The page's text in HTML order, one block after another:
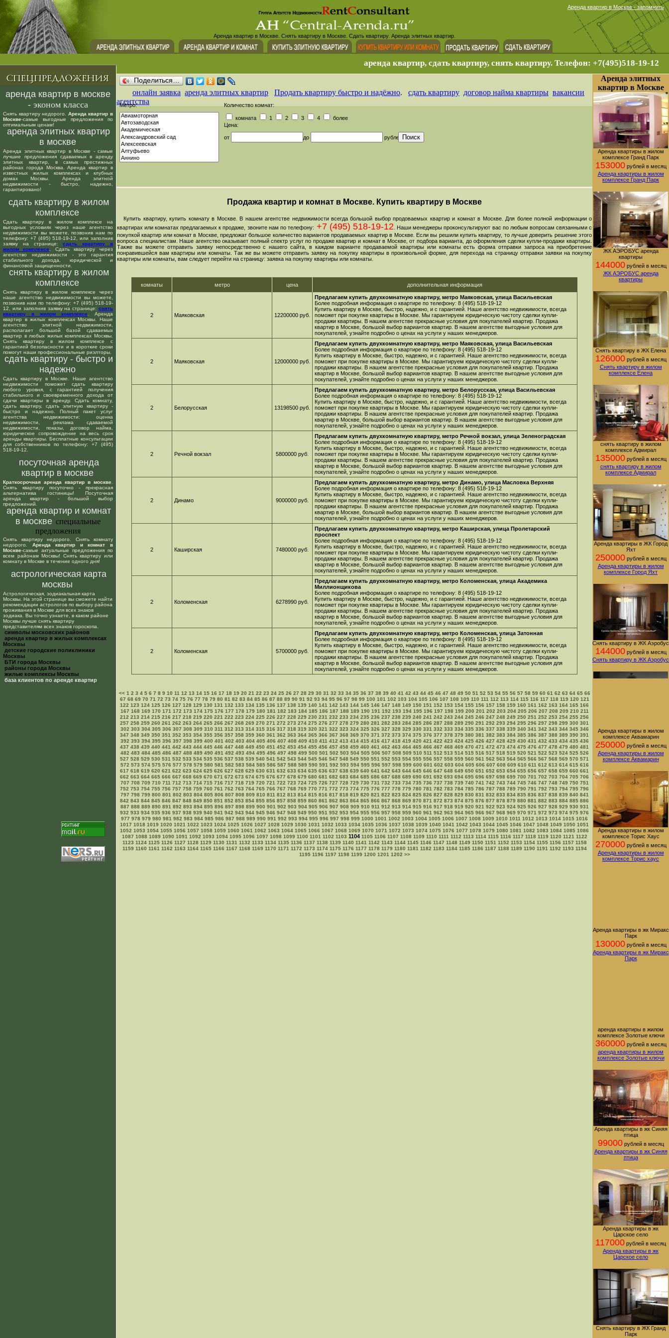
Аренда квартир в Москве - запомнить
Аренда квартир в Москве. Снять квартиру в Москве. Сдать квартиру. Аренда элитных квартир.
аренда квартир, сдать квартиру, снять квартиру. Телефон: +7(495)518-19-12
аренда квартир в москве
- эконом класса
Снять квартиру недорого. Аренда квартир в
Москве-самые выгодные предложения по
оптимальным ценам!
аренда элитных квартир
в москве
Аренда элитных квартир в Москве - самые
лучшие предложения сдаваемых в аренду
элитных квартир, в самых престижных
районах города Москва. Аренда квартир в
известных жилых комплексах и клубных
домах Москвы. Аренда элитной
недвижимости - быстро, надежно,
гарантировано!
сдать квартиру в жилом
комплексе
Сдать квартиру в жилом комплексе на
выгодных условиях через наше агентство
недвижимости вы можете, позвонив нам по
телефону: +7 (495) 518-19-12, или заполнив
заявку на странице:сдать квартиру в
жилом комплексе . Сдать квартиру через
агентство недвижимости - это гарантия
стабильного дохода, юридической и
финансовой защищенности.
снять квартиру в жилом
комплексе
Снять квартиру в жилом комплексе через
наше агентство недвижимости вы можете,
позвонив нам по телефону: +7 (495) 518-19-
12, или заполнив заявку на странице: снять
квартиру в жилом комплексе . Аренда
квартир в жилых комплексах Москвы. Наше
агентство элитной недвижимости,
располагает большой базой сдаваемых
квартир в любых жилых комплексах Москвы.
Снять квартиру в жилом комплексе с
гарантией безопасности и в короткие сроки
помогут наши профессиональные риэлторы.
сдать квартиру - быстро и
надежно
Сдать квартиру в Москве. Наше агентство
недвижимости поможет сдать квартиру
любого уровня, с гарантией получения
стабильного и своевременного дохода от
сдачи квартиры в аренду. Сдать комнату,
сдать квартиру, сдать элитную квартиру -
быстро и надежно. Полный пакет услуг
агентства недвижимости: оценка
недвижимости, реклама сдаваемой
недвижимости, показы, договор найма,
юридическое сопровождение на весь срок
аренды квартиры. Бесплатные консультации
для собственников по телефону: +7 (495)
518-19-12.
посуточная аренда
квартир в москве
Краткосрочная аренда квартир в москве
Снять квартиру посуточно - прекрасная
альтернатива гостиницы! Посуточная
аренда квартир - большой выбор
предложений.
аренда квартир и комнат
в москве специальные
предложения
Снять квартиру недорого. Снять комнату
недорого. Аренда квартир и комнат в
Москве-самые актуальные предложения по
всем районам Москвы! Снять квартиру или
комнату в Москве в течение одного дня!
астрологическая карта
москвы
Астрологическая, зодиакальная карта
Москвы. На этой странице вы сможете найти
рекомендации астрологов по выбору района
проживания в Москве для всех знаков
зодиака. Вы точно узнаете, в каком районе
Москвы лучше снять квартиру
представителям всех знаков гороскопа.
cимволы московских районов
аренда квартир в жилых комплексах
Москвы
детские городские поликлиники
Москвы
БТИ города Москвы
районы города Москвы
жилые комплексы Москвы
база клиентов по аренде квартир
Поделиться…
онлайн заявка аренда элитных квартир Продать квартиру быстро и надёжно. сдать квартиру договор найма квартиры вакансии
агентства
Метро: Количество комнат:
комната 1 2 3 4
более
Цена:
от до рублей
Продажа квартир и комнат в Москве. Купить квартиру в Москве
Купить квартиру, купить комнату в Москве. В нашем агентстве недвижимости всегда большой выбор продоваемых квартир и комнат в Москве. Для более полной информации о
квартирах или комнатах предлагаемых к продаже, звоните нам по телефону: +7 (495) 518-19-12 . Наши менеджеры проконсультируют вас по любым вопросам связанными с
покупкой квартир или комнат в Москве, предложат большое количество вариантов продаваемых квартир в Москве. Если вы решили купить квартиру, то лучше доверить решение этого
вопроса специалистам. Наше агентство оказывает полный спектр услуг по продаже квартир и комнат в Москве, от подбора варианта, до оформления сделки купли-продажи квартиры.
Также вы можете отправить заявку непосредственно с нашего сайта, в каждом варианте продаваемой квартиры или комнаты есть форма отправки запроса на приобретение
понравившейся вам квартиры или комнаты. Так же вы можете отправить заявку на покупку квартиры в произвольной форме, для перехода на страницу отправки заявки на покупку
квартиры или комнаты, вам следует перейти на страницу: заявка на покупку квартиры или комнаты.
комнаты метро цена дополнительная информация
2 Маяковская 12200000 руб.
Предлагаем купить двухкомнатную квартиру, метро Маяковская, улица Васильевская
Более подробная информация о квартире по телефону: 8 (495) 518-19-12
Купить квартиру в Москве, быстро, надежно, и с гарантией. Наше агентство недвижимости, всегда
поможет при покупке квартиры в Москве. Мы гарантируем юридическую чистоту сделки купли-
продажи квартиры. В нашем агентстве прекрасные условия для покупателей квартир. Продажа
квартир в Москве, большой выбор вариантов квартир. В нашем агентстве выгодные условия для
покупателей, узнайте подробно о ценах на услуги у наших менеджеров.
2 Маяковская 12000000 руб.
Предлагаем купить двухкомнатную квартиру, метро Маяковская, улица Васильевская
Более подробная информация о квартире по телефону: 8 (495) 518-19-12
Купить квартиру в Москве, быстро, надежно, и с гарантией. Наше агентство недвижимости, всегда
поможет при покупке квартиры в Москве. Мы гарантируем юридическую чистоту сделки купли-
продажи квартиры. В нашем агентстве прекрасные условия для покупателей квартир. Продажа
квартир в Москве, большой выбор вариантов квартир. В нашем агентстве выгодные условия для
покупателей, узнайте подробно о ценах на услуги у наших менеджеров.
2 Белорусская 13198500 руб.
Предлагаем купить двухкомнатную квартиру, метро Белорусская, улица Васильевская
Более подробная информация о квартире по телефону: 8 (495) 518-19-12
Купить квартиру в Москве, быстро, надежно, и с гарантией. Наше агентство недвижимости, всегда
поможет при покупке квартиры в Москве. Мы гарантируем юридическую чистоту сделки купли-
продажи квартиры. В нашем агентстве прекрасные условия для покупателей квартир. Продажа
квартир в Москве, большой выбор вариантов квартир. В нашем агентстве выгодные условия для
покупателей, узнайте подробно о ценах на услуги у наших менеджеров.
2 Речной вокзал 5800000 руб.
Предлагаем купить двухкомнатную квартиру, метро Речной вокзал, улица Зеленоградская
Более подробная информация о квартире по телефону: 8 (495) 518-19-12
Купить квартиру в Москве, быстро, надежно, и с гарантией. Наше агентство недвижимости, всегда
поможет при покупке квартиры в Москве. Мы гарантируем юридическую чистоту сделки купли-
продажи квартиры. В нашем агентстве прекрасные условия для покупателей квартир. Продажа
квартир в Москве, большой выбор вариантов квартир. В нашем агентстве выгодные условия для
покупателей, узнайте подробно о ценах на услуги у наших менеджеров.
2 Динамо 9000000 руб.
Предлагаем купить двухкомнатную квартиру, метро Динамо, улица Масловка Верхняя
Более подробная информация о квартире по телефону: 8 (495) 518-19-12
Купить квартиру в Москве, быстро, надежно, и с гарантией. Наше агентство недвижимости, всегда
поможет при покупке квартиры в Москве. Мы гарантируем юридическую чистоту сделки купли-
продажи квартиры. В нашем агентстве прекрасные условия для покупателей квартир. Продажа
квартир в Москве, большой выбор вариантов квартир. В нашем агентстве выгодные условия для
покупателей, узнайте подробно о ценах на услуги у наших менеджеров.
2 Каширская 7480000 руб.
Предлагаем купить двухкомнатную квартиру, метро Каширская, улица Пролетарский
проспект
Более подробная информация о квартире по телефону: 8 (495) 518-19-12
Купить квартиру в Москве, быстро, надежно, и с гарантией. Наше агентство недвижимости, всегда
поможет при покупке квартиры в Москве. Мы гарантируем юридическую чистоту сделки купли-
продажи квартиры. В нашем агентстве прекрасные условия для покупателей квартир. Продажа
квартир в Москве, большой выбор вариантов квартир. В нашем агентстве выгодные условия для
покупателей, узнайте подробно о ценах на услуги у наших менеджеров.
2 Коломенская 6278990 руб.
Предлагаем купить двухкомнатную квартиру, метро Коломенская, улица Академика
Миллионщикова
Более подробная информация о квартире по телефону: 8 (495) 518-19-12
Купить квартиру в Москве, быстро, надежно, и с гарантией. Наше агентство недвижимости, всегда
поможет при покупке квартиры в Москве. Мы гарантируем юридическую чистоту сделки купли-
продажи квартиры. В нашем агентстве прекрасные условия для покупателей квартир. Продажа
квартир в Москве, большой выбор вариантов квартир. В нашем агентстве выгодные условия для
покупателей, узнайте подробно о ценах на услуги у наших менеджеров.
2 Коломенская 5700000 руб.
Предлагаем купить двухкомнатную квартиру, метро Коломенская, улица Затонная
Более подробная информация о квартире по телефону: 8 (495) 518-19-12
Купить квартиру в Москве, быстро, надежно, и с гарантией. Наше агентство недвижимости, всегда
поможет при покупке квартиры в Москве. Мы гарантируем юридическую чистоту сделки купли-
продажи квартиры. В нашем агентстве прекрасные условия для покупателей квартир. Продажа
квартир в Москве, большой выбор вариантов квартир. В нашем агентстве выгодные условия для
покупателей, узнайте подробно о ценах на услуги у наших менеджеров.
<< 1 2 3 4 5 6 7 8 9 10 11 12 13 14 15 16 17 18 19 20 21 22 23 24 25 26 27 28 29 30 31 32 33 34 35 36 37 38 39 40 41 42 43 44 45 46 47 48 49 50 51 52 53 54 55 56 57 58 59 60 61 62 63 64 65 66
67 68 69 70 71 72 73 74 75 76 77 78 79 80 81 82 83 84 85 86 87 88 89 90 91 92 93 94 95 96 97 98 99 100 101 102 103 104 105 106 107 108 109 110 111 112 113 114 115 116 117 118 119 120 121
122 123 124 125 126 127 128 129 130 131 132 133 134 135 136 137 138 139 140 141 142 143 144 145 146 147 148 149 150 151 152 153 154 155 156 157 158 159 160 161 162 163 164 165 166
167 168 169 170 171 172 173 174 175 176 177 178 179 180 181 182 183 184 185 186 187 188 189 190 191 192 193 194 195 196 197 198 199 200 201 202 203 204 205 206 207 208 209 210 211
212 213 214 215 216 217 218 219 220 221 222 223 224 225 226 227 228 229 230 231 232 233 234 235 236 237 238 239 240 241 242 243 244 245 246 247 248 249 250 251 252 253 254 255 256
257 258 259 260 261 262 263 264 265 266 267 268 269 270 271 272 273 274 275 276 277 278 279 280 281 282 283 284 285 286 287 288 289 290 291 292 293 294 295 296 297 298 299 300 301
302 303 304 305 306 307 308 309 310 311 312 313 314 315 316 317 318 319 320 321 322 323 324 325 326 327 328 329 330 331 332 333 334 335 336 337 338 339 340 341 342 343 344 345 346
347 348 349 350 351 352 353 354 355 356 357 358 359 360 361 362 363 364 365 366 367 368 369 370 371 372 373 374 375 376 377 378 379 380 381 382 383 384 385 386 387 388 389 390 391
392 393 394 395 396 397 398 399 400 401 402 403 404 405 406 407 408 409 410 411 412 413 414 415 416 417 418 419 420 421 422 423 424 425 426 427 428 429 430 431 432 433 434 435 436
437 438 439 440 441 442 443 444 445 446 447 448 449 450 451 452 453 454 455 456 457 458 459 460 461 462 463 464 465 466 467 468 469 470 471 472 473 474 475 476 477 478 479 480 481
482 483 484 485 486 487 488 489 490 491 492 493 494 495 496 497 498 499 500 501 502 503 504 505 506 507 508 509 510 511 512 513 514 515 516 517 518 519 520 521 522 523 524 525 526
527 528 529 530 531 532 533 534 535 536 537 538 539 540 541 542 543 544 545 546 547 548 549 550 551 552 553 554 555 556 557 558 559 560 561 562 563 564 565 566 567 568 569 570 571
572 573 574 575 576 577 578 579 580 581 582 583 584 585 586 587 588 589 590 591 592 593 594 595 596 597 598 599 600 601 602 603 604 605 606 607 608 609 610 611 612 613 614 615 616
617 618 619 620 621 622 623 624 625 626 627 628 629 630 631 632 633 634 635 636 637 638 639 640 641 642 643 644 645 646 647 648 649 650 651 652 653 654 655 656 657 658 659 660 661
662 663 664 665 666 667 668 669 670 671 672 673 674 675 676 677 678 679 680 681 682 683 684 685 686 687 688 689 690 691 692 693 694 695 696 697 698 699 700 701 702 703 704 705 706
707 708 709 710 711 712 713 714 715 716 717 718 719 720 721 722 723 724 725 726 727 728 729 730 731 732 733 734 735 736 737 738 739 740 741 742 743 744 745 746 747 748 749 750 751
752 753 754 755 756 757 758 759 760 761 762 763 764 765 766 767 768 769 770 771 772 773 774 775 776 777 778 779 780 781 782 783 784 785 786 787 788 789 790 791 792 793 794 795 796
797 798 799 800 801 802 803 804 805 806 807 808 809 810 811 812 813 814 815 816 817 818 819 820 821 822 823 824 825 826 827 828 829 830 831 832 833 834 835 836 837 838 839 840 841
842 843 844 845 846 847 848 849 850 851 852 853 854 855 856 857 858 859 860 861 862 863 864 865 866 867 868 869 870 871 872 873 874 875 876 877 878 879 880 881 882 883 884 885 886
887 888 889 890 891 892 893 894 895 896 897 898 899 900 901 902 903 904 905 906 907 908 909 910 911 912 913 914 915 916 917 918 919 920 921 922 923 924 925 926 927 928 929 930 931
932 933 934 935 936 937 938 939 940 941 942 943 944 945 946 947 948 949 950 951 952 953 954 955 956 957 958 959 960 961 962 963 964 965 966 967 968 969 970 971 972 973 974 975 976
977 978 979 980 981 982 983 984 985 986 987 988 989 990 991 992 993 994 995 996 997 998 999 1000 1001 1002 1003 1004 1005 1006 1007 1008 1009 1010 1011 1012 1013 1014 1015 1016
1017 1018 1019 1020 1021 1022 1023 1024 1025 1026 1027 1028 1029 1030 1031 1032 1033 1034 1035 1036 1037 1038 1039 1040 1041 1042 1043 1044 1045 1046 1047 1048 1049 1050 1051
1052 1053 1054 1055 1056 1057 1058 1059 1060 1061 1062 1063 1064 1065 1066 1067 1068 1069 1070 1071 1072 1073 1074 1075 1076 1077 1078 1079 1080 1081 1082 1083 1084 1085 1086
1087 1088 1089 1090 1091 1092 1093 1094 1095 1096 1097 1098 1099 1100 1101 1102 1103 1104 1105 1106 1107 1108 1109 1110 1111 1112 1113 1114 1115 1116 1117 1118 1119 1120 1121 1122
1123 1124 1125 1126 1127 1128 1129 1130 1131 1132 1133 1134 1135 1136 1137 1138 1139 1140 1141 1142 1143 1144 1145 1146 1147 1148 1149 1150 1151 1152 1153 1154 1155 1156 1157 1158
1159 1160 1161 1162 1163 1164 1165 1166 1167 1168 1169 1170 1171 1172 1173 1174 1175 1176 1177 1178 1179 1180 1181 1182 1183 1184 1185 1186 1187 1188 1189 1190 1191 1192 1193 1194
1195 1196 1197 1198 1199 1200 1201 1202 >>
Аренда элитных
квартир в Москве
Аренда квартиры в жилом
комплексе Гранд Парк
153000рублей в месяц
Аренда квартиры в жилом
комплексе Гранд Парк
ЖК АЭРОБУС аренда
квартиры
144000рублей в месяц
ЖК АЭРОБУС аренда
квартиры
Снять квартиру в ЖК Елена
126000рублей в месяц
Снять квартиру в жилом
комплексе Елена
снять квартиру в жилом
комплексе Адмирал
135000рублей в месяц
снять квартиру в жилом
комплексе Адмирал
Аренда квартиры в ЖК Город
Яхт
250000рублей в месяц
Аренда квартиры в жилом
комплексе Город Яхт
Снять квартиру в ЖК Аэробус
144000рублей в месяц
Снять квартиру в ЖК Аэробус
Аренда квартиры в жилом
комплексе Аквамарин
250000рублей в месяц
Аренда квартиры в жилом
комплексе Аквамарин
Аренда квартиры в жилом
комплексе Торис Хаус
270000рублей в месяц
Аренда квартиры в жилом
комплексе Торис хаус
Аренда квартиры в жк Миракс
Парк
130000рублей в месяц
Аренда квартиры в жк Миракс
Парк
аренда квартиры в жилом
комплексе Золотые ключи
360000рублей в месяц
аренда квартиры в жилом
комплексе Золотые ключи
Аренда квартиры в жк Синяя
птица
99000рублей в месяц
Аренда квартиры в жк Синяя
птица
Аренда квартиры в жк
Царское село
117000 рублей в месяц
Аренда квартиры в жк
Царское село
Снять квартиру в ЖК Гранд
Парк